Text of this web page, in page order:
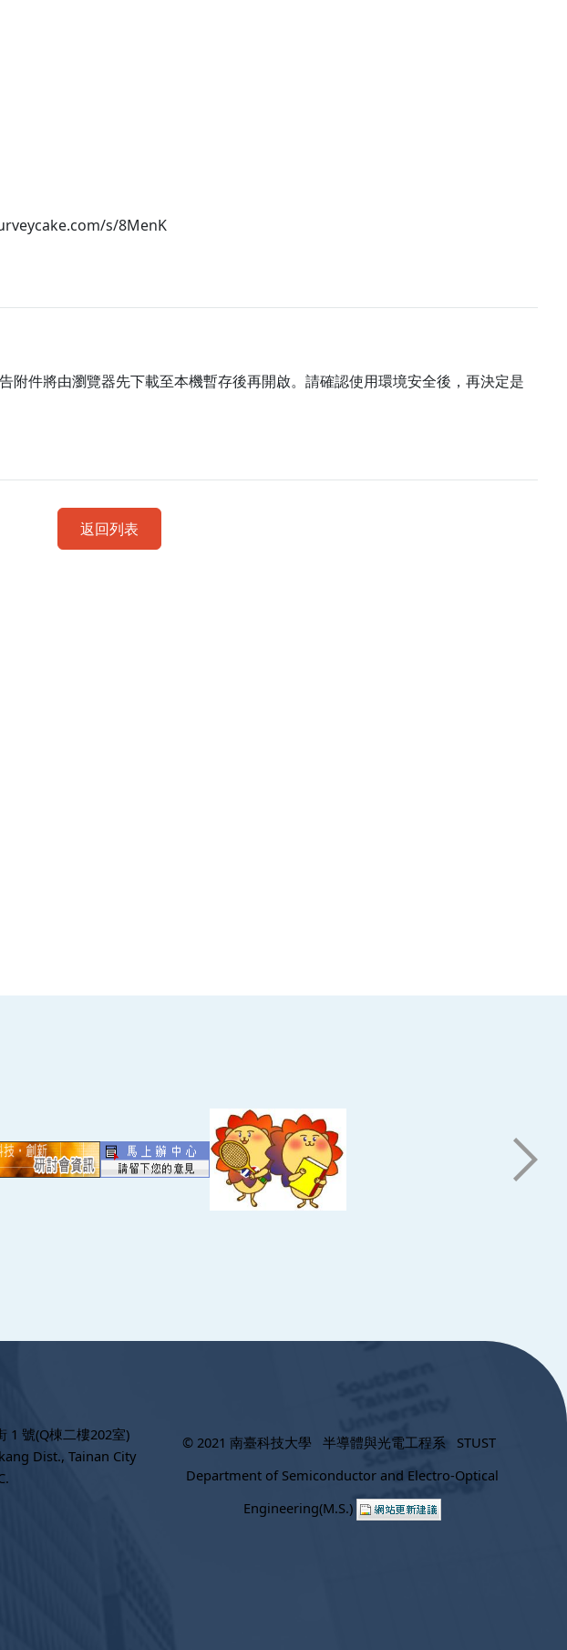
s/8MenK
附件將由瀏覽器先下載至本機暫存後再開啟。請確認使用環境安全後，再決定是
返回列表
© 2021 南臺科技大學 半導體與光電工程系 STUST
Department of Semiconductor and Electro-Optical
Engineering(M.S.)
1 號(Q棟二樓202室)
Dist., Tainan City